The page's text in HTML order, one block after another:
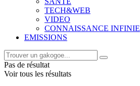
TECH&WEB
VIDEO
CONNAISSANCE INFINIE
EMISSIONS
Pas de résultat
Voir tous les résultats